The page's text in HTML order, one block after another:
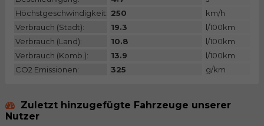
Höchstgeschwindigkeit: 250
km/h
Verbrauch (Stadt):
19.3
l/100km
Verbrauch (Land):
10.8
l/100km
Verbrauch (Komb.):
13.9
l/100km
CO2 Emissionen:
325 g/km
Zuletzt hinzugefügte Fahrzeuge unserer
Nutzer